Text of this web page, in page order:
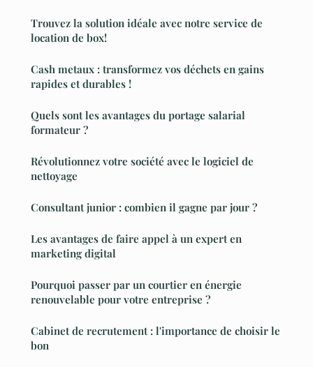
Trouvez la solution idéale avec notre service de
location de box!
Cash metaux : transformez vos déchets en gains
rapides et durables !
Quels sont les avantages du portage salarial
formateur ?
Révolutionnez votre société avec le logiciel de
nettoyage
Consultant junior : combien il gagne par jour ?
Les avantages de faire appel à un expert en
marketing digital
Pourquoi passer par un courtier en énergie
renouvelable pour votre entreprise ?
Cabinet de recrutement : l'importance de choisir le
bon